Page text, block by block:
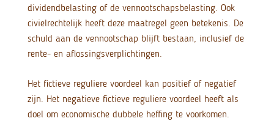
dividendbelasting of de vennootschapsbelasting. Ook
civielrechtelijk heeft deze maatregel geen betekenis. De
schuld aan de vennootschap blijft bestaan, inclusief de
rente- en aflossingsverplichtingen.
Het fictieve reguliere voordeel kan positief of negatief
zijn. Het negatieve fictieve reguliere voordeel heeft als
doel om economische dubbele heffing te voorkomen.